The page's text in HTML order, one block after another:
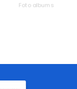
Foto albums